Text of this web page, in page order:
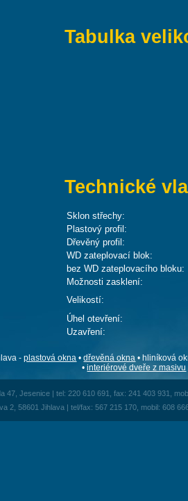
Tabulka
Technické
Sklon střechy:
Plastový profil:
Dřevěný profil:
WD zateplovací blok:
bez WD zateplovacího bloku:
Možnosti zasklení:
Velikostí:
Úhel otevření:
Uzavření:
-plastová okna •dřevěná okna • hliníková
•interiérové dveře z masivu
47, Jesenice | tel: 220 610 691, fax: 241 403 931,
2, 58601 Jihlava | tel/fax: 567 215 170, mobil: 608